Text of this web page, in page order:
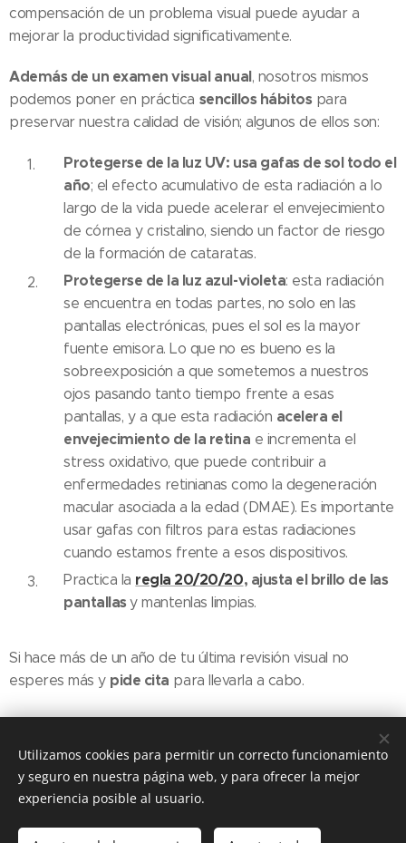
compensación de un problema visual puede ayudar a
mejorar la productividad significativamente.
Además de un examen visual anual, nosotros mismos
podemos poner en práctica sencillos hábitospara
preservar nuestra calidad de visión; algunos de ellos son:
Protegerse de la luz UV: usa gafas de sol todo el
año; el efecto acumulativo de esta radiación a lo
largo de la vida puede acelerar el envejecimiento
de córnea y cristalino, siendo un factor de riesgo
de la formación de cataratas.
Protegerse de la luz azul-violeta: esta radiación
se encuentra en todas partes, no solo en las
pantallas electrónicas, pues el sol es la mayor
fuente emisora. Lo que no es bueno es la
sobreexposición a que sometemos a nuestros
ojos pasando tanto tiempo frente a esas
pantallas, y a que esta radiación acelera el
envejecimiento de la retina e incrementa el
stress oxidativo, que puede contribuir a
enfermedades retinianas como la degeneración
macular asociada a la edad (DMAE). Es importante
usar gafas con filtros para estas radiaciones
cuando estamos frente a esos dispositivos.
Practica la regla 20/20/20, ajusta el brillo de las
pantallasy mantenlas limpias.
Si hace más de un año de tu última revisión visual no
esperes más y pide cita para llevarla a cabo.
Utilizamos cookies para permitir un correcto funcionamiento
y seguro en nuestra página web, y para ofrecer la mejor
experiencia posible al usuario.